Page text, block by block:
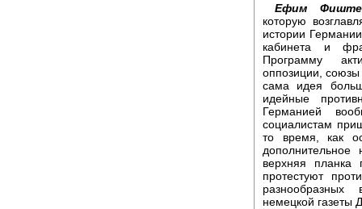
Ефим
которую
истории
кабинета и
Программу
оппозиции,
сама идея
идейные
Германией
социалистам
то время, как
верхняя
протестуют
разнообразных
немецкой газеты